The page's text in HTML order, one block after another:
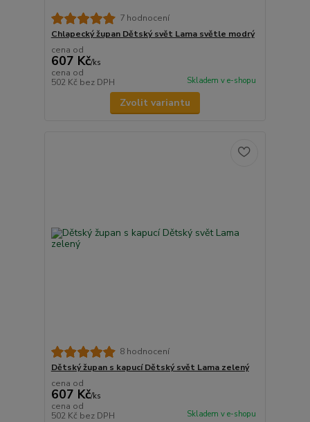
7 hodnocení
Chlapecký župan Dětský svět Lama světle modrý
cena od
607 Kč/ks
cena od
502 Kč bez DPH Skladem v e-shopu
Zvolit variantu
8 hodnocení
Dětský župan s kapucí Dětský svět Lama zelený
cena od
607 Kč/ks
cena od
502 Kč bez DPH Skladem v e-shopu